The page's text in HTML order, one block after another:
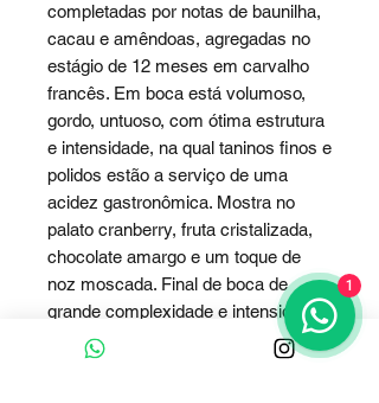
completadas por notas de baunilha,
cacau e amêndoas, agregadas no
estágio de 12 meses em carvalho
francês. Em boca está volumoso,
gordo, untuoso, com ótima estrutura
e intensidade, na qual taninos finos e
polidos estão a serviço de uma
acidez gastronômica. Mostra no
palato cranberry, fruta cristalizada,
chocolate amargo e um toque de
noz moscada. Final de boca de
grande complexidade e intensidade.
Complete-o harmonizando com
pratos ricos em untuosidade, desde
1